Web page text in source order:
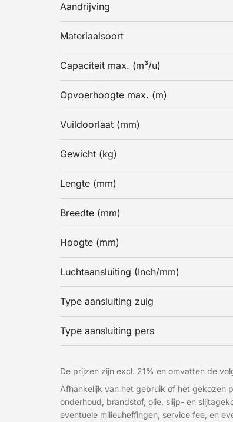
Aandrijving
Materiaalsoort
Capaciteit max. (m³/u)
Opvoerhoogte max. (m)
Vuildoorlaat (mm)
Gewicht (kg)
Lengte (mm)
Breedte (mm)
Hoogte (mm)
Luchtaansluiting (Inch/mm)
Type aansluiting zuig
Type aansluiting pers
De prijzen zijn excl. 21% en omvatten de
Afhankelijk van het gebruik of het gekozen
onderhoud, brandstof, olie, slijp- en
eventuele milieuheffingen, service fee, en